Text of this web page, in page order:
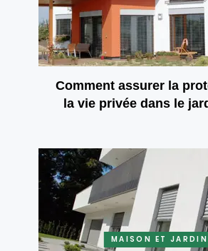
Comment assurer la
la vie privée dans le
MAISON ET JARDIN